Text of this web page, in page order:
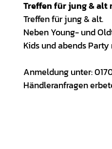
Treffen für jung & alt
Treffen für jung & alt.
Neben Young- und
Kids und abends Party
Anmeldung unter:
Händleranfragen